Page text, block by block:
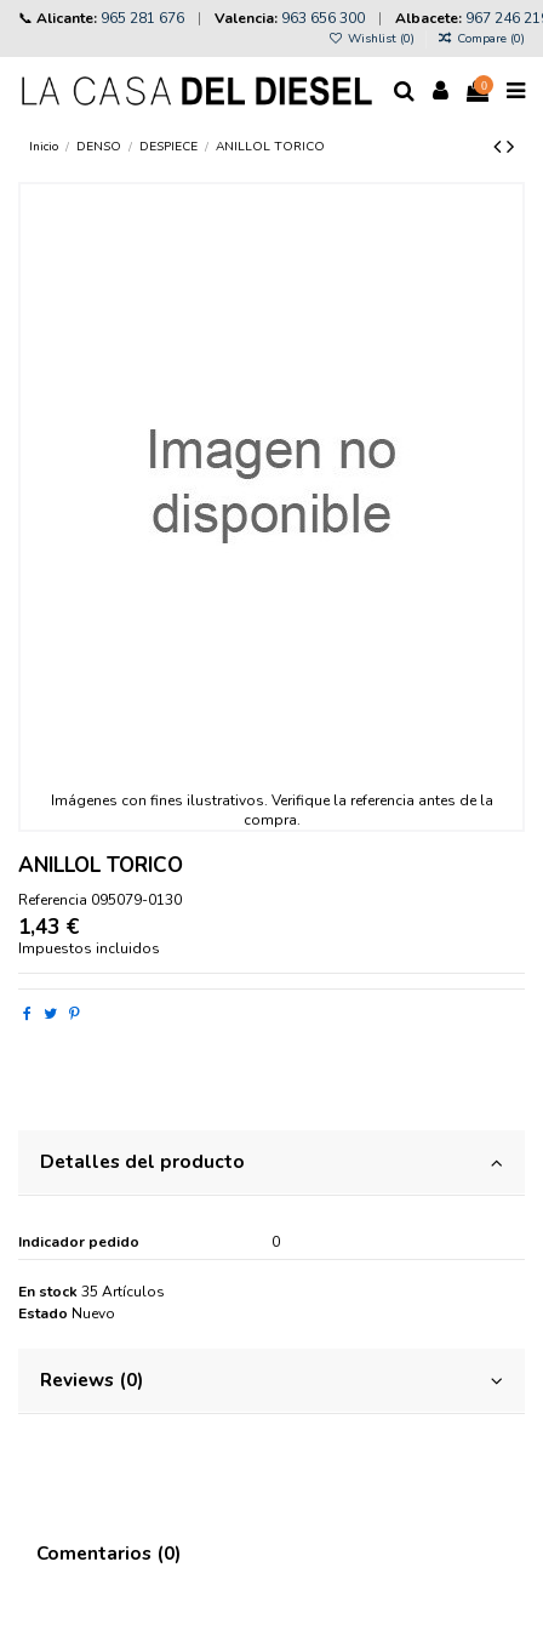
📞 Alicante: 965 281 676 | Valencia: 963 656 300 | Albacete: 967 246
Wishlist (0) Compare (0)
0
Inicio DENSO DESPIECE ANILLOL TORICO
ANILLOL TORICO
Referencia 095079-0130
1,43 €
Impuestos incluidos
Detalles del producto
Indicador pedido 0
En stock35 Artículos
Estado Nuevo
Reviews (0)
Comentarios (0)